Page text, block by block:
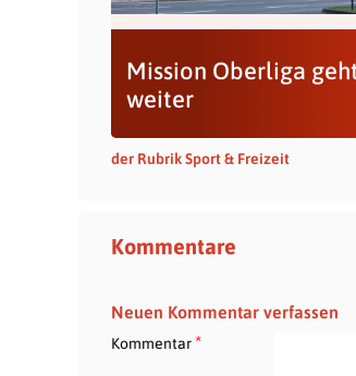
Mission Oberliga
weiter
der Rubrik Sport & Freizeit
Kommentare
Neuen Kommentar verfassen
Kommentar*